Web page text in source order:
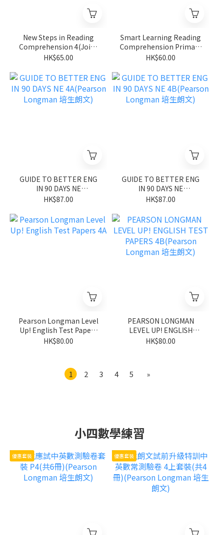
New Steps in Reading
Comprehension 4(Joint
Us)
HK$65.00
Smart Learning Reading
Comprehension Primary
4(Joint Us)
HK$60.00
GUIDE TO BETTER ENG
IN 90 DAYS NE
4A(Pearson Longman 培
HK$87.00
GUIDE TO BETTER ENG
IN 90 DAYS NE
4B(Pearson Longman 培
HK$87.00
Pearson Longman Level
Up! English Test Papers
4A
HK$80.00
PEARSON LONGMAN
LEVEL UP! ENGLISH
TEST PAPERS
HK$80.00
1 2 3 4 5 »
小四數學練習
優惠套裝 優惠套裝